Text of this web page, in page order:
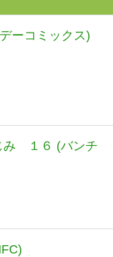
ーコミックス)
み １６ (バンチ